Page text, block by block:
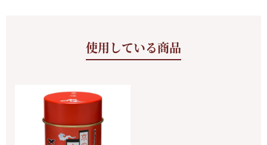
使用している商品